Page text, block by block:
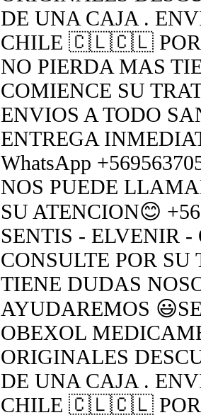
DE UNA CAJA .
CHILE 🇨🇱🇨🇱 POR
NO PIERDA MAS
COMIENCE SU
ENVIOS A TODO
ENTREGA
WhatsApp
NOS PUEDE
SU ATENCION😊
SENTIS - ELVENIR -
CONSULTE POR
TIENE DUDAS
AYUDAREMOS
OBEXOL
ORIGINALES
DE UNA CAJA .
CHILE 🇨🇱🇨🇱 POR